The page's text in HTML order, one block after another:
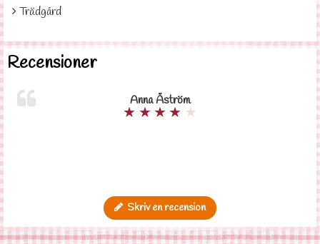
Trädgård
Recensioner
Anna Åström
★ ★★★ ★
Skriv en recension